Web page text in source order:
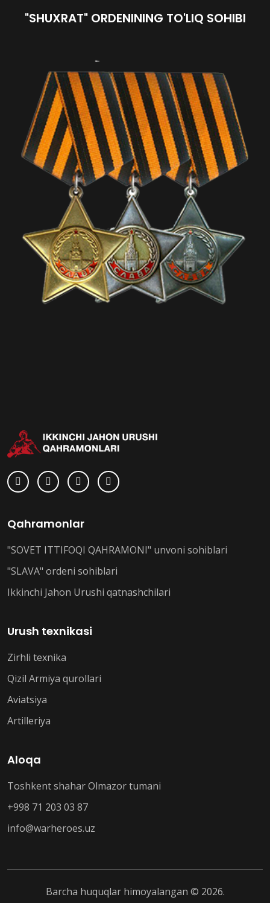
"SHUXRAT" ORDENINING TO'LIQ SOHIBI
Qahramonlar
"SOVET ITTIFOQI QAHRAMONI" unvoni sohiblari
"SLAVA" ordeni sohiblari
Ikkinchi Jahon Urushi qatnashchilari
Urush texnikasi
Zirhli texnika
Qizil Armiya qurollari
Aviatsiya
Artilleriya
Aloqa
Toshkent shahar Olmazor tumani
+998 71 203 03 87
info@warheroes.uz
Barcha huquqlar himoyalangan © 2026.